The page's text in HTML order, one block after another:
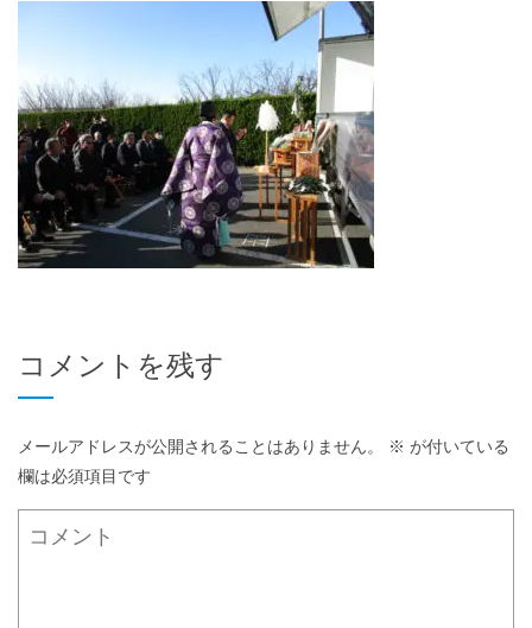
コメントを残す
メールアドレスが公開されることはありません。 ※ が付いている
欄は必須項目です